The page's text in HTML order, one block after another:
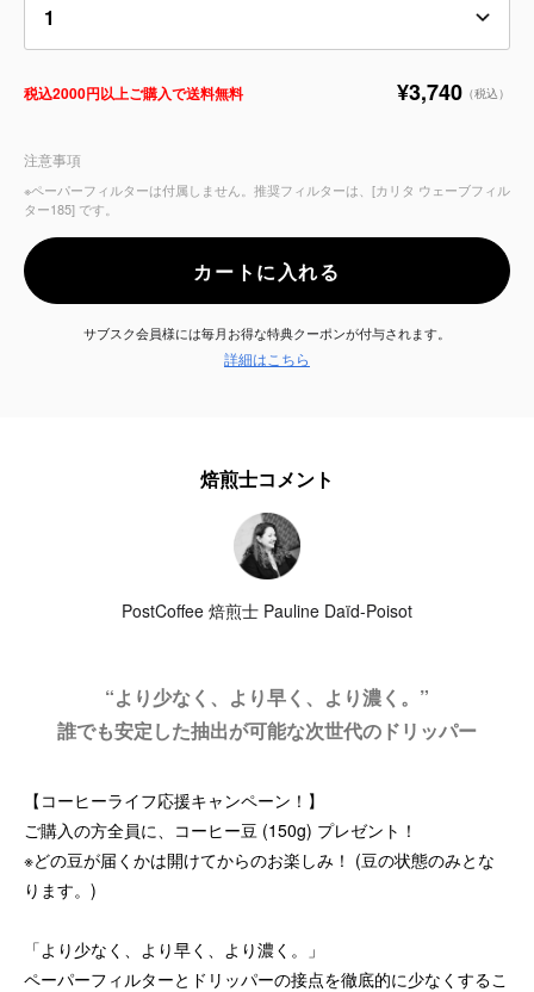
コーヒーのサブスク
よくある質問
税込2000円以上ご購入で送料無料 ¥3,740 （税込）
注意事項
※ペーパーフィルターは付属しません。推奨フィルターは、[カリタ ウェーブフィル
ター185] です。
カートに入れる
サブスク会員様には毎月お得な特典クーポンが付与されます。
詳細はこちら
焙煎士コメント
PostCoffee 焙煎士 Pauline Daïd-Poisot
“より少なく、より早く、より濃く。”
誰でも安定した抽出が可能な次世代のドリッパー
【コーヒーライフ応援キャンペーン！】
ご購入の方全員に、コーヒー豆 (150g) プレゼント！
※どの豆が届くかは開けてからのお楽しみ！ (豆の状態のみとな
ります。)
「より少なく、より早く、より濃く。」
ペーパーフィルターとドリッパーの接点を徹底的に少なくするこ